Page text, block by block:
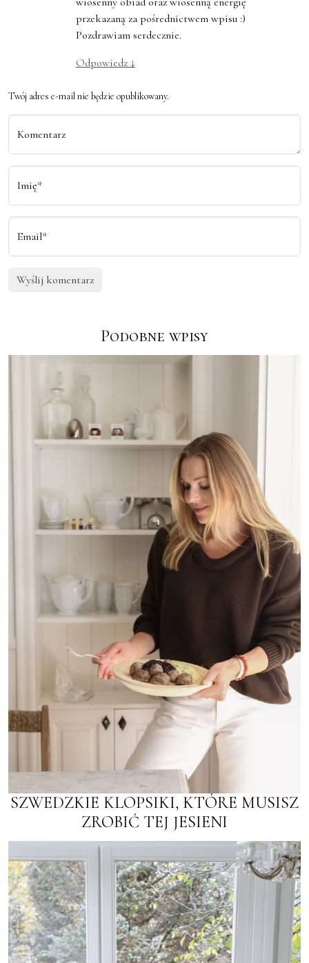
przekazaną za pośrednictwem wpisu :)
Pozdrawiam serdecznie.
Odpowiedz ↓
Twój adres e-mail nie będzie opublikowany.
Komentarz
Imię*
Email*
Podobne wpisy
SZWEDZKIE KLOPSIKI, KTÓRE MUSISZ
ZROBIĆ TEJ JESIENI